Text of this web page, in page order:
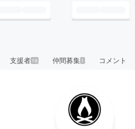
支援者 19 仲間募集 1 コメント